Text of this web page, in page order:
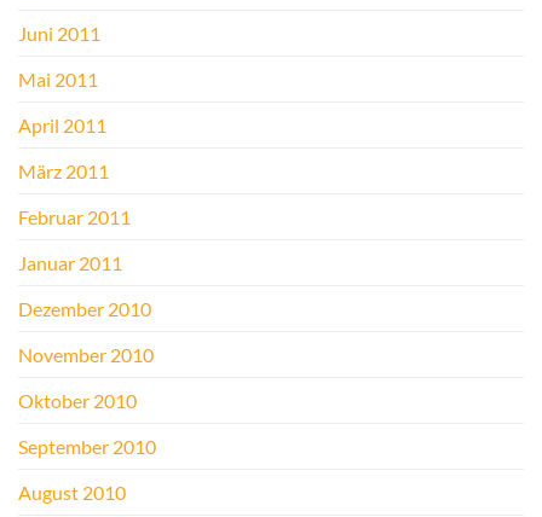
Juni 2011
Mai 2011
April 2011
März 2011
Februar 2011
Januar 2011
Dezember 2010
November 2010
Oktober 2010
September 2010
August 2010